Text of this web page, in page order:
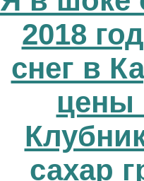
2018
снег в
цены
сахар